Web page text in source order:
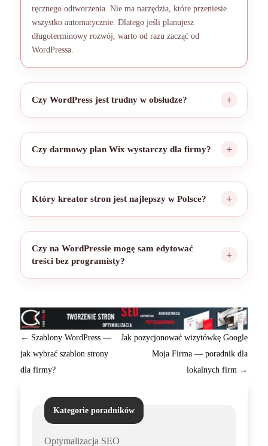
ręcznego odtworzenia. Nie ma narzędzia, które przeniesie
wszystko automatycznie. Dlatego jeśli planujesz
długoterminowy rozwój, warto od razu zacząć od
WordPressa.
Czy WordPress jest trudny w obsłudze?
Czy darmowy plan Wix wystarczy dla firmy?
Który kreator stron jest najlepszy w Polsce?
Czy na WordPressie mogę sam edytować
treści bez programisty?
← Szablony WordPress —
jak wybrać szablon strony
dla firmy?
Jak pozycjonować wizytówkę Google
Moja Firma — poradnik dla
lokalnych firm →
Kategorie poradników
Optymalizacja SEO